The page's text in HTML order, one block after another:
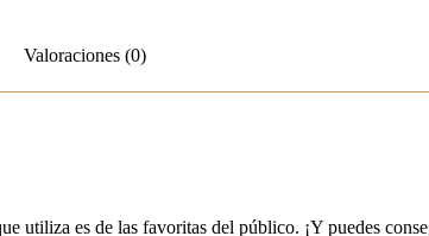
Valoraciones (0)
utiliza es de las favoritas del público. ¡Y puedes